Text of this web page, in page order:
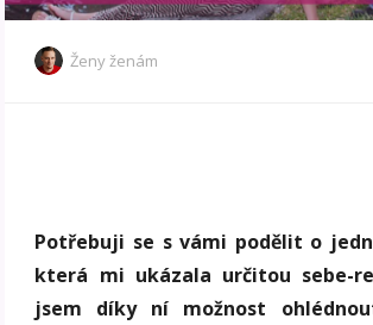
Ženy ženám
Potřebuji se s vámi podělit o
která mi ukázala určitou sebe-
jsem díky ní možnost